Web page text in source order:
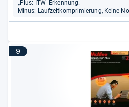
„Plus: ITW- Erkennung.
Minus: Laufzeitkomprimierung, Keine
9